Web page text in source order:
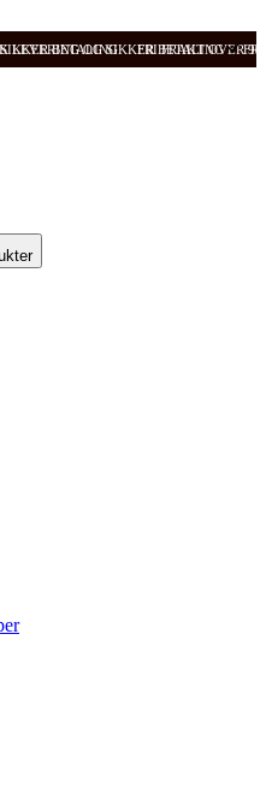
BETALING FRI FRAKT OVER
LEVERING OG SIKKER BETALING